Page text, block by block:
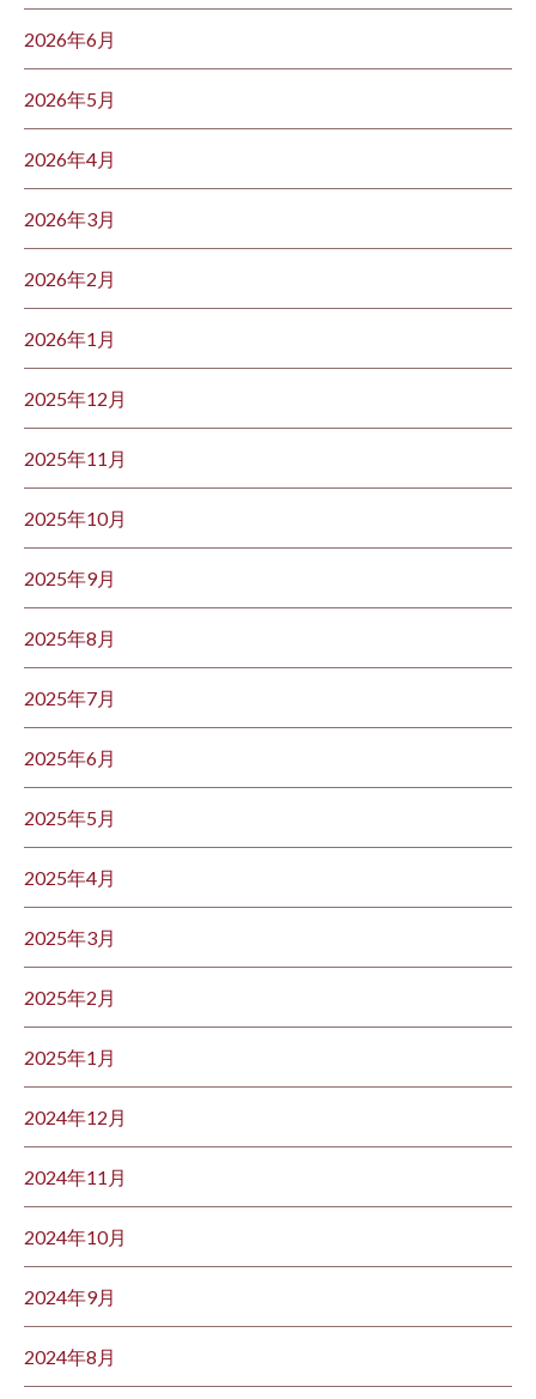
2026年6月
2026年5月
2026年4月
2026年3月
2026年2月
2026年1月
2025年12月
2025年11月
2025年10月
2025年9月
2025年8月
2025年7月
2025年6月
2025年5月
2025年4月
2025年3月
2025年2月
2025年1月
2024年12月
2024年11月
2024年10月
2024年9月
2024年8月